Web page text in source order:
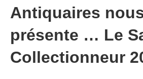
Antiquaires
présente … Le
Collectionneur